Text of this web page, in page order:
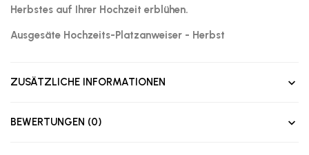
Herbstes auf Ihrer Hochzeit erblühen.
Ausgesäte Hochzeits-Platzanweiser - Herbst
ZUSÄTZLICHE INFORMATIONEN
BEWERTUNGEN (0)